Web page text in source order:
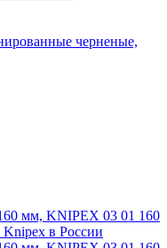
черненые,